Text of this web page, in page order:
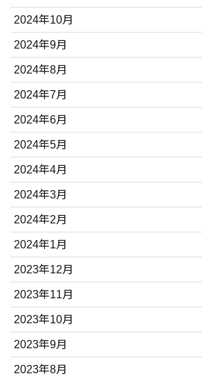
2024年10月
2024年9月
2024年8月
2024年7月
2024年6月
2024年5月
2024年4月
2024年3月
2024年2月
2024年1月
2023年12月
2023年11月
2023年10月
2023年9月
2023年8月